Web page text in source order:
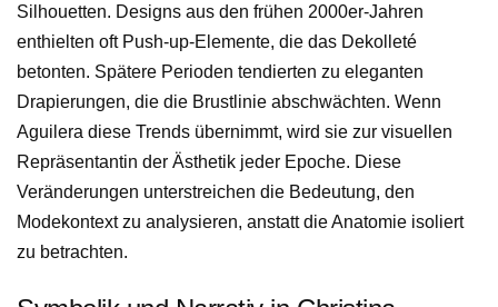
Silhouetten. Designs aus den frühen 2000er-Jahren
enthielten oft Push-up-Elemente, die das Dekolleté
betonten. Spätere Perioden tendierten zu eleganten
Drapierungen, die die Brustlinie abschwächten. Wenn
Aguilera diese Trends übernimmt, wird sie zur visuellen
Repräsentantin der Ästhetik jeder Epoche. Diese
Veränderungen unterstreichen die Bedeutung, den
Modekontext zu analysieren, anstatt die Anatomie isoliert
zu betrachten.